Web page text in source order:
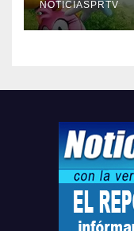
compre
NOTICIASPRTV